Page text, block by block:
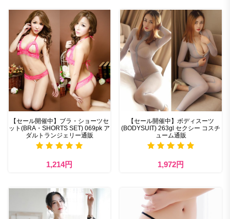
【セール開催中】ブラ・ショーツセ
ット(BRA・SHORTS SET) 069pk ア
ダルトランジェリー通販
1,214円
【セール開催中】ボディスーツ
(BODYSUIT) 263gl セクシー コスチ
ューム通販
1,972円